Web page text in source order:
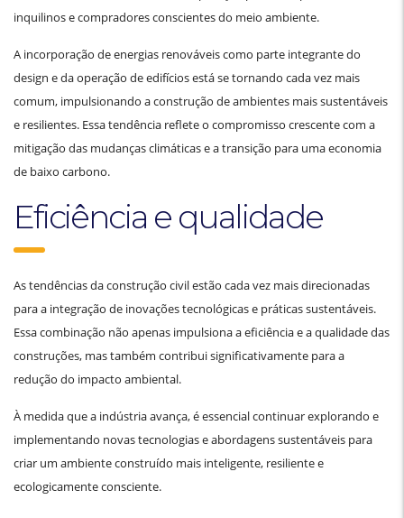
inquilinos e compradores conscientes do meio ambiente.
A incorporação de energias renováveis como parte integrante do
design e da operação de edifícios está se tornando cada vez mais
comum, impulsionando a construção de ambientes mais sustentáveis
e resilientes. Essa tendência reflete o compromisso crescente com a
mitigação das mudanças climáticas e a transição para uma economia
de baixo carbono.
Eficiência e qualidade
As tendências da construção civil estão cada vez mais direcionadas
para a integração de inovações tecnológicas e práticas sustentáveis.
Essa combinação não apenas impulsiona a eficiência e a qualidade das
construções, mas também contribui significativamente para a
redução do impacto ambiental.
À medida que a indústria avança, é essencial continuar explorando e
implementando novas tecnologias e abordagens sustentáveis para
criar um ambiente construído mais inteligente, resiliente e
ecologicamente consciente.